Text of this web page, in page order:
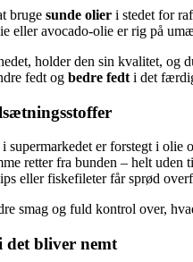
bruge sunde olier i stedet for
eller avocado-olie er rig på
holder den sin kvalitet, og
fedt og bedre fedt i det
er forstegt i olie
retter fra bunden – helt uden
eller fiskefileter får sprød
smag og fuld kontrol over,
det bliver nemt